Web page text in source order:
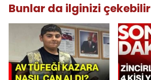
Bunlar da ilginizi çekebilir